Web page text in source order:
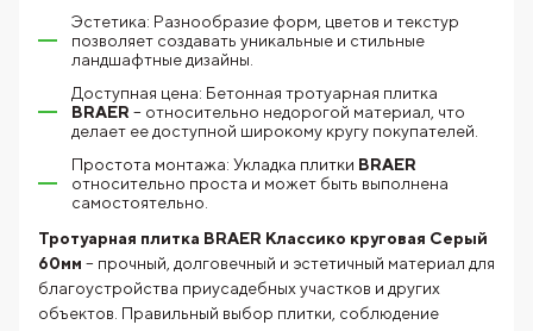
Эстетика: Разнообразие форм, цветов и текстур
позволяет создавать уникальные и стильные
ландшафтные дизайны.
Доступная цена: Бетонная тротуарная плитка
BRAER – относительно недорогой материал, что
делает ее доступной широкому кругу покупателей.
Простота монтажа: Укладка плитки BRAER
относительно проста и может быть выполнена
самостоятельно.
Тротуарная плитка BRAER Классико круговая Серый
60мм – прочный, долговечный и эстетичный материал для
благоустройства приусадебных участков и других
объектов. Правильный выбор плитки, соблюдение